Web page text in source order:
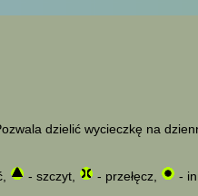
dzielić wycieczkę na
- szczyt, - przełęcz, -